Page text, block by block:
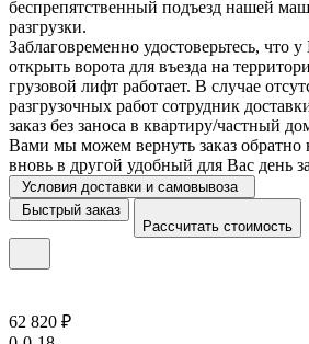
беспрепятственный подъезд нашей
разгрузки.
Заблаговременно удостоверьтесь, что
открыть ворота для въезда на
грузовой лифт работает. В случае
разгрузочных работ сотрудник
заказ без заноса в квартиру/частный
Вами мы можем вернуть заказ обратно
вновь в другой удобный для Вас день
Условия доставки и самовывоза
Быстрый заказ
Рассчитать стоимость
62 820 ₽